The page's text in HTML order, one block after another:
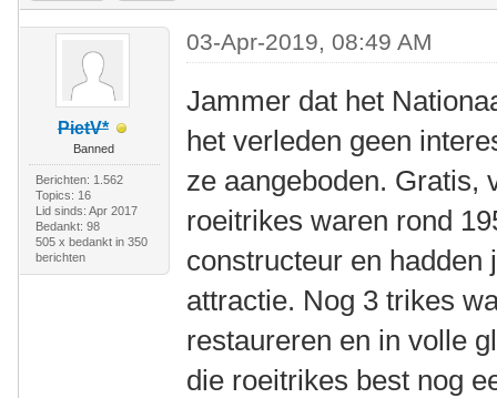
PietV*
Banned
Berichten: 1.562
Topics: 16
Lid sinds: Apr 2017
Bedankt: 98
505 x bedankt in 350
berichten
03-Apr-2019, 08:49 AM
Jammer dat het
het verleden geen
ze aangeboden. Gratis,
roeitrikes waren rond
constructeur en hadden
attractie. Nog 3 trikes
restaureren en in volle
die roeitrikes best nog